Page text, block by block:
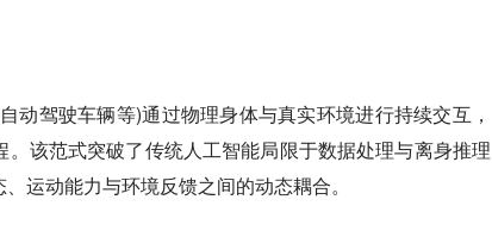
动驾驶车辆等)通过物理身体与真实环境进行持续交互，
该范式突破了传统人工智能局限于数据处理与离身推理
运动能力与环境反馈之间的动态耦合。